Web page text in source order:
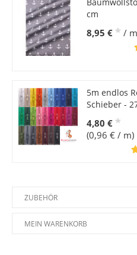
cm
8,95 € * / m
5m endlos
Schieber -
4,80 € *
(0,96 € / m)
ZUBEHÖR
MEIN WARENKORB